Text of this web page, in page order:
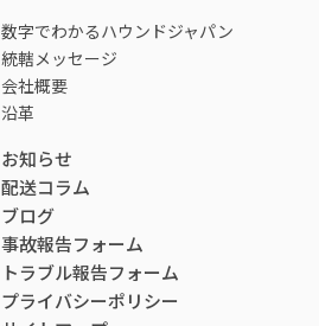
数字でわかるハウンドジャパン
統轄メッセージ
会社概要
沿革
お知らせ
配送コラム
ブログ
事故報告フォーム
トラブル報告フォーム
プライバシーポリシー